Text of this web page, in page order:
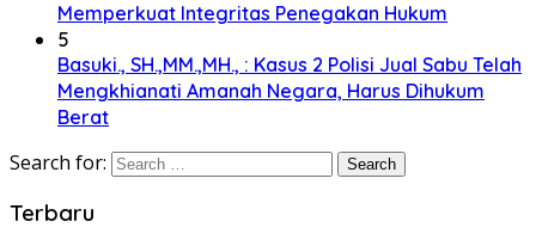
Memperkuat Integritas Penegakan Hukum
5
Basuki., SH.,MM.,MH., : Kasus 2 Polisi Jual Sabu Telah
Mengkhianati Amanah Negara, Harus Dihukum
Berat
Search for:
Terbaru